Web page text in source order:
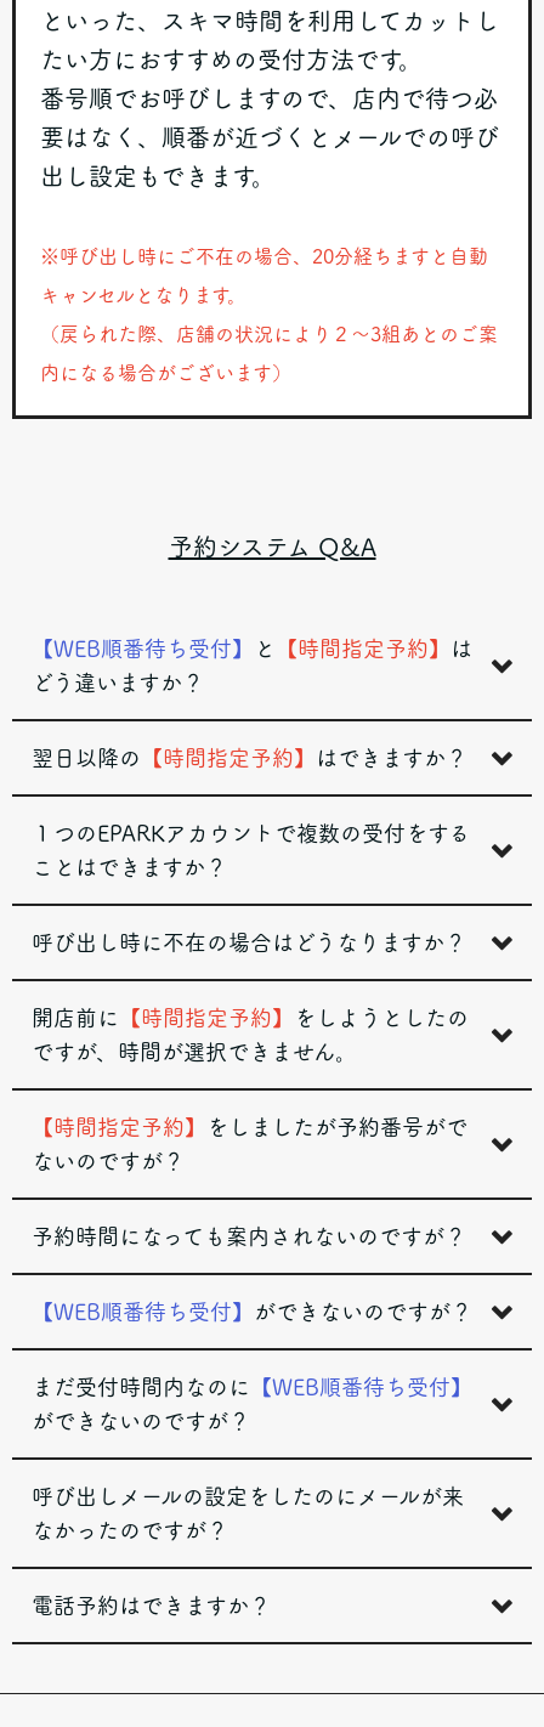
といった、スキマ時間を利用してカットし
たい方におすすめの受付方法です。
番号順でお呼びしますので、店内で待つ必
要はなく、順番が近づくとメールでの呼び
出し設定もできます。
※呼び出し時にご不在の場合、20分経ちますと自動
キャンセルとなります。
（戻られた際、店舗の状況により２～3組あとのご案
内になる場合がございます）
予約システム Q&A
【WEB順番待ち受付】 と 【時間指定予約】
は
どう違いますか？
翌日以降の 【時間指定予約】 はできますか？
１つのEPARKアカウントで複数の受付をする
ことはできますか？
呼び出し時に不在の場合はどうなりますか？
開店前に 【時間指定予約】
をしようとしたの
ですが、時間が選択できません。
【時間指定予約】
をしましたが予約番号がで
ないのですが？
予約時間になっても案内されないのですが？
【WEB順番待ち受付】 ができないのですが？
まだ受付時間内なのに
【WEB順番待ち受付】
ができないのですが？
呼び出しメールの設定をしたのにメールが来
なかったのですが？
電話予約はできますか？